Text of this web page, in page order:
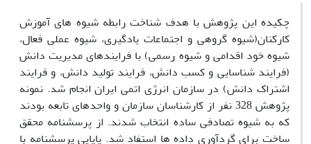
چکیده این پژوهش با هدف شناخت رابطه شیوه های آموزش
کارکنان(شیوه گروهی و اجتماعات یادگیری، شیوه عملی فعال،
شیوه خود اقدامی و شیوه رسمی) با فرایندهای مدیریت دانش
(فرایند شناسایی و کسب دانش، فرایند تولید دانش، و فرایند
اشتراک دانش) در سازمان انرژی اتمی ایران انجام شد. نمونه
پژوهش 328 نفر از کارشناسان سازمان و واحدهای تابعه بودند
که به شیوه تصادفی ساده انتخاب شدند. از پرسشنامه محقق
ساخت برای گردآوری داده ها استفاد شد. پایایی پرسشنامه با